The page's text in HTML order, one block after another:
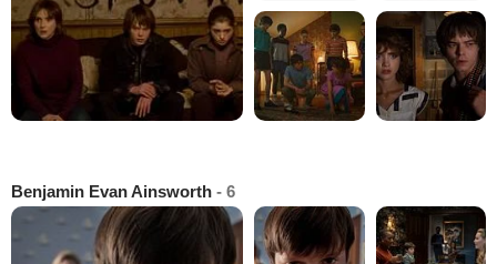
Benjamin Evan Ainsworth - 6